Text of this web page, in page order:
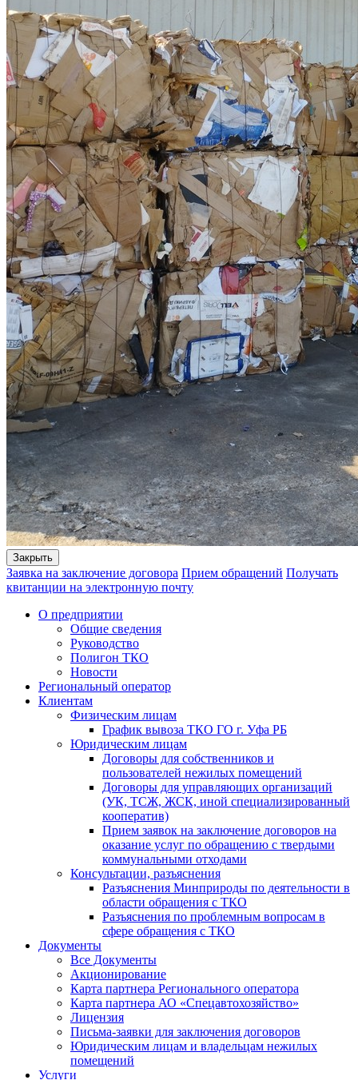
Закрыть
Заявка на заключение договора Прием обращений Получать
квитанции на электронную почту
О предприятии
Общие сведения
Руководство
Полигон ТКО
Новости
Региональный оператор
Клиентам
Физическим лицам
График вывоза ТКО ГО г. Уфа РБ
Юридическим лицам
Договоры для собственников и
пользователей нежилых помещений
Договоры для управляющих организаций
(УК, ТСЖ, ЖСК, иной специализированный
кооператив)
Прием заявок на заключение договоров на
оказание услуг по обращению с твердыми
коммунальными отходами
Консультации, разъяснения
Разъяснения Минприроды по деятельности в
области обращения с ТКО
Разъяснения по проблемным вопросам в
сфере обращения с ТКО
Документы
Все Документы
Акционирование
Карта партнера Регионального оператора
Карта партнера АО «Спецавтохозяйство»
Лицензия
Письма-заявки для заключения договоров
Юридическим лицам и владельцам нежилых
помещений
Услуги